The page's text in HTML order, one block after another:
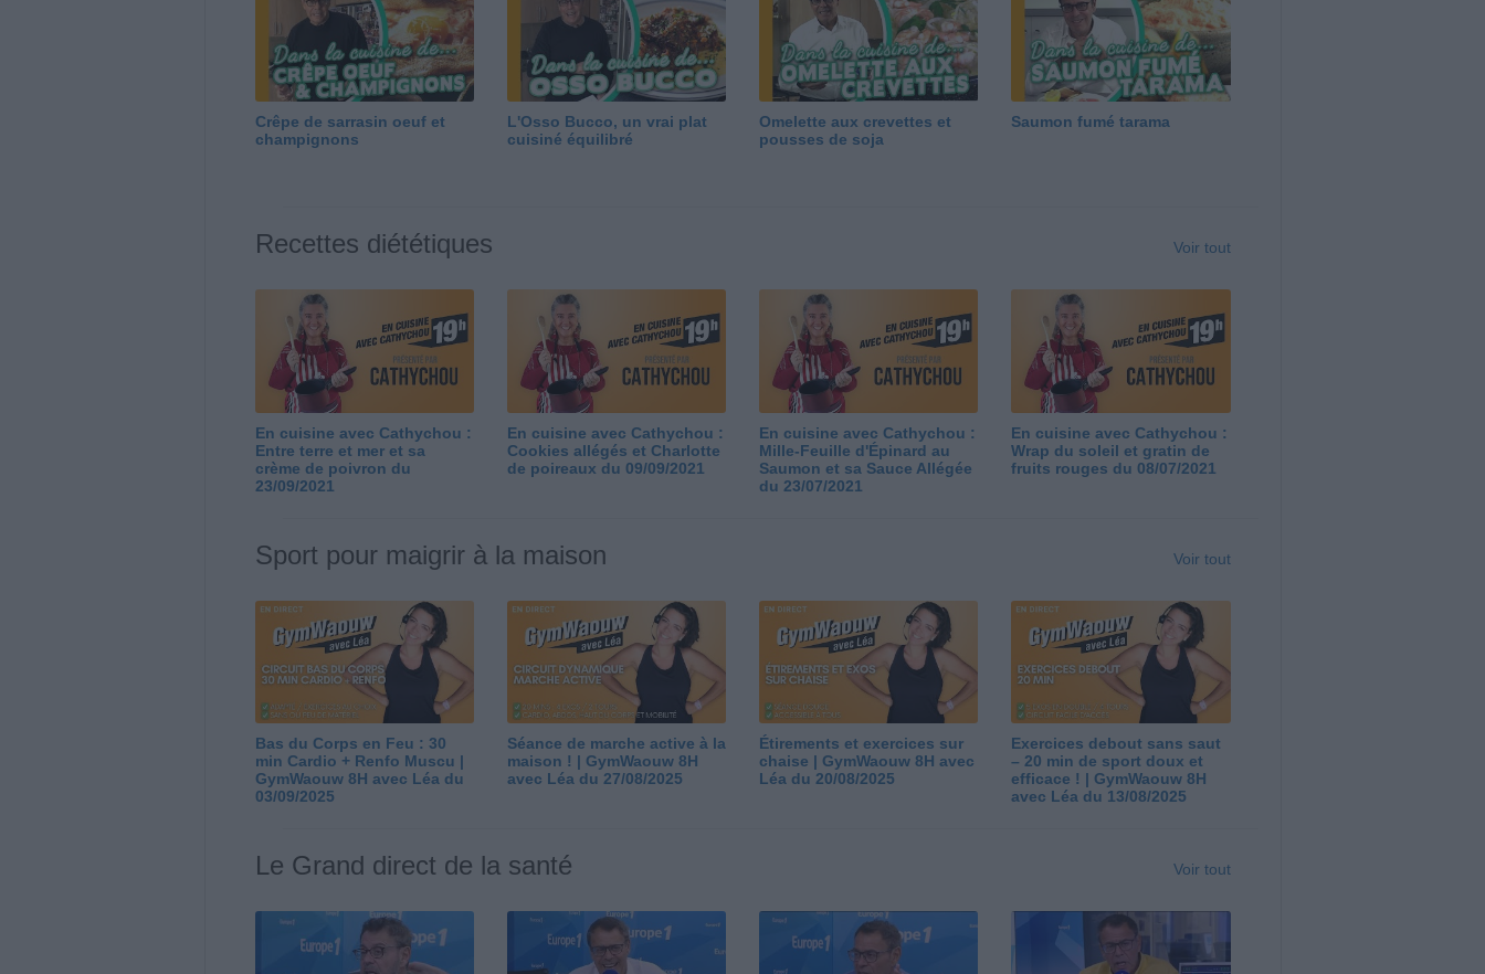
Crêpe de sarrasin oeuf et
champignons
L'Osso Bucco, un vrai plat
cuisiné équilibré
Omelette aux crevettes et
pousses de soja
Saumon fumé tarama
Recettes diététiques Voir tout
En cuisine avec Cathychou :
Entre terre et mer et sa
crème de poivron du
23/09/2021
En cuisine avec Cathychou :
Cookies allégés et Charlotte
de poireaux du 09/09/2021
En cuisine avec Cathychou :
Mille-Feuille d'Épinard au
Saumon et sa Sauce Allégée
du 23/07/2021
En cuisine avec Cathychou :
Wrap du soleil et gratin de
fruits rouges du 08/07/2021
Sport pour maigrir à la maison Voir tout
Bas du Corps en Feu : 30
min Cardio + Renfo Muscu |
GymWaouw 8H avec Léa du
03/09/2025
Séance de marche active à la
maison ! | GymWaouw 8H
avec Léa du 27/08/2025
Étirements et exercices sur
chaise | GymWaouw 8H avec
Léa du 20/08/2025
Exercices debout sans saut
– 20 min de sport doux et
efficace ! | GymWaouw 8H
avec Léa du 13/08/2025
Le Grand direct de la santé Voir tout